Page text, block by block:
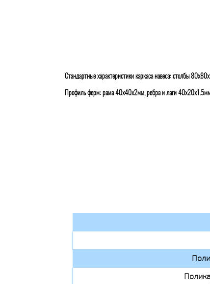
Стандартные характеристики каркаса навеса: столбы
Профиль ферм: рама 40х40х2мм, ребра и лаги